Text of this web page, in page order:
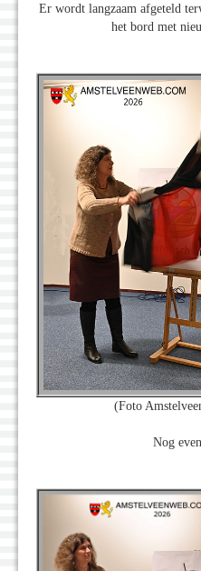
Er wordt langzaam afgeteld
het bord met
(Foto
Nog